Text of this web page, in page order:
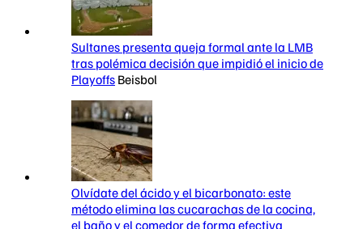
Sultanes presenta queja formal ante la LMB
tras polémica decisión que impidió el inicio de
Playoffs Beisbol
Olvídate del ácido y el bicarbonato: este
método elimina las cucarachas de la cocina,
el baño y el comedor de forma efectiva